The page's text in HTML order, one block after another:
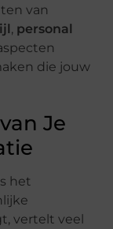
van
, personal
die jouw
Je
het
vertelt veel